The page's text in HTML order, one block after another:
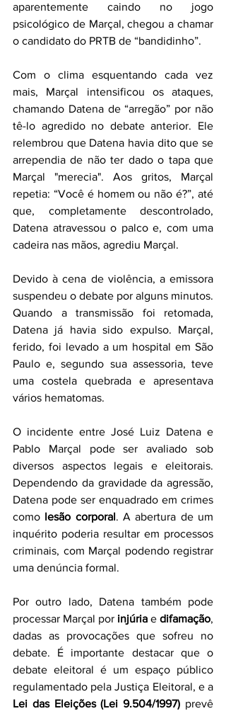
aparentemente caindo no jogo
psicológico de Marçal, chegou a chamar
o candidato do PRTB de “bandidinho”.
Com o clima esquentando cada vez
mais, Marçal intensificou os ataques,
chamando Datena de “arregão” por não
tê-lo agredido no debate anterior. Ele
relembrou que Datena havia dito que se
arrependia de não ter dado o tapa que
Marçal "merecia". Aos gritos, Marçal
repetia: “Você é homem ou não é?”, até
que, completamente descontrolado,
Datena atravessou o palco e, com uma
cadeira nas mãos, agrediu Marçal.
Devido à cena de violência, a emissora
suspendeu o debate por alguns minutos.
Quando a transmissão foi retomada,
Datena já havia sido expulso. Marçal,
ferido, foi levado a um hospital em São
Paulo e, segundo sua assessoria, teve
uma costela quebrada e apresentava
vários hematomas.
O incidente entre José Luiz Datena e
Pablo Marçal pode ser avaliado sob
diversos aspectos legais e eleitorais.
Dependendo da gravidade da agressão,
Datena pode ser enquadrado em crimes
como lesão corporal . A abertura de um
inquérito poderia resultar em processos
criminais, com Marçal podendo registrar
uma denúncia formal.
Por outro lado, Datena também pode
processar Marçal por injúria e difamação,
dadas as provocações que sofreu no
debate. É importante destacar que o
debate eleitoral é um espaço público
Lei das Eleições (Lei 9.504/1997) prevê